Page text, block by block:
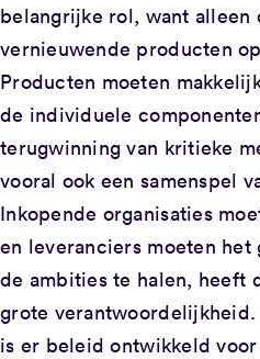
belangrijke rol, want alleen
vernieuwende producten
Producten moeten
de individuele
terugwinning van kritieke
vooral ook een samenspel
Inkopende organisaties
en leveranciers moeten het
de ambities te halen, heeft
grote verantwoordelijkheid.
is er beleid ontwikkeld